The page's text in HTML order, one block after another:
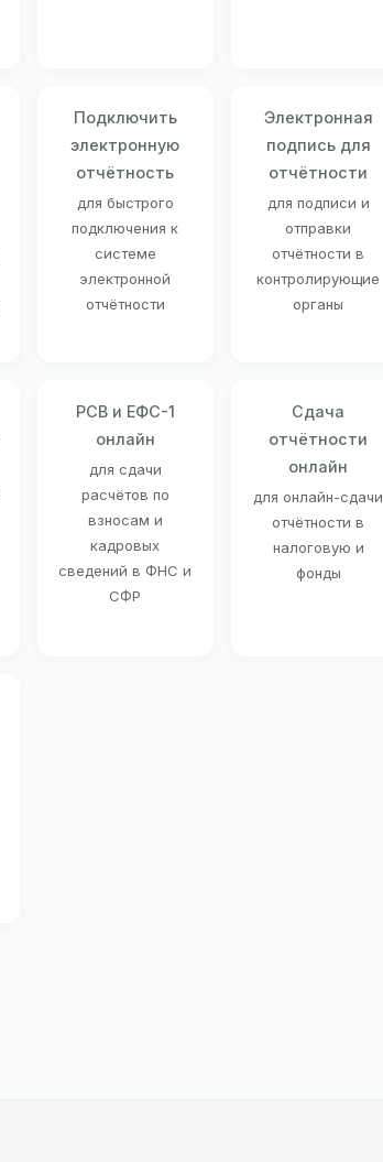
Подключить
электронную
отчётность
для быстрого
подключения к
системе
электронной
отчётности
Электронная
подпись для
отчётности
для подписи и
отправки
отчётности в
контролирующие
органы
РСВ и ЕФС-1
онлайн
для сдачи
расчётов по
взносам и
кадровых
сведений в ФНС и
СФР
Сдача
отчётности
онлайн
для онлайн-сдачи
отчётности в
налоговую и
фонды